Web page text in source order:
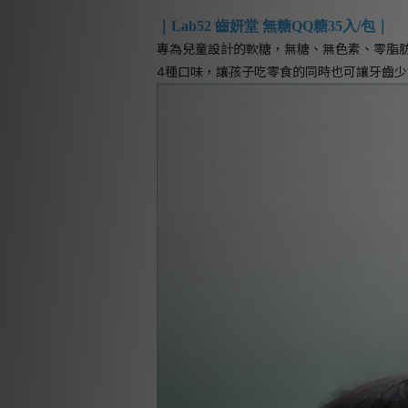
｜Lab52 齒妍堂 無糖QQ糖35入/包｜
專為兒童設計的軟糖，無糖、無色素、零脂
4種口味，讓孩子吃零食的同時也可讓牙齒